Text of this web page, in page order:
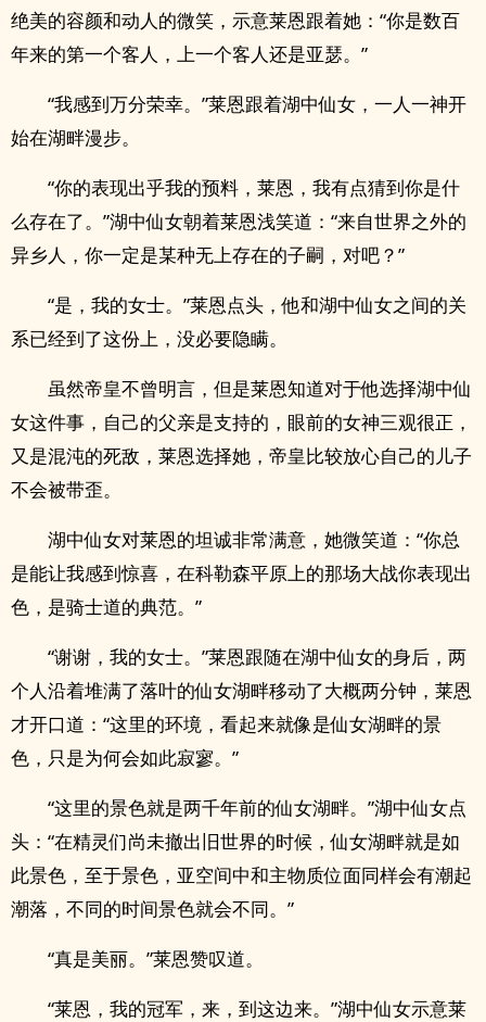
绝美的容颜和动人的微笑，示意莱恩跟着她：“你是数百
年来的第一个客人，上一个客人还是亚瑟。”
“我感到万分荣幸。”莱恩跟着湖中仙女，一人一神开
始在湖畔漫步。
“你的表现出乎我的预料，莱恩，我有点猜到你是什
么存在了。”湖中仙女朝着莱恩浅笑道：“来自世界之外的
异乡人，你一定是某种无上存在的子嗣，对吧？”
“是，我的女士。”莱恩点头，他和湖中仙女之间的关
系已经到了这份上，没必要隐瞒。
虽然帝皇不曾明言，但是莱恩知道对于他选择湖中仙
女这件事，自己的父亲是支持的，眼前的女神三观很正，
又是混沌的死敌，莱恩选择她，帝皇比较放心自己的儿子
不会被带歪。
湖中仙女对莱恩的坦诚非常满意，她微笑道：“你总
是能让我感到惊喜，在科勒森平原上的那场大战你表现出
色，是骑士道的典范。”
“谢谢，我的女士。”莱恩跟随在湖中仙女的身后，两
个人沿着堆满了落叶的仙女湖畔移动了大概两分钟，莱恩
才开口道：“这里的环境，看起来就像是仙女湖畔的景
色，只是为何会如此寂寥。”
“这里的景色就是两千年前的仙女湖畔。”湖中仙女点
头：“在精灵们尚未撤出旧世界的时候，仙女湖畔就是如
此景色，至于景色，亚空间中和主物质位面同样会有潮起
潮落，不同的时间景色就会不同。”
“真是美丽。”莱恩赞叹道。
“莱恩，我的冠军，来，到这边来。”湖中仙女示意莱